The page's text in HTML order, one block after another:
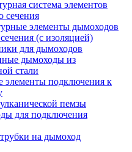
система элементов
сечения
элементы дымоходов
(с изоляцией)
для дымоходов
дымоходы из
стали
элементы подключения к
пемзы
для подключения
на дымоход